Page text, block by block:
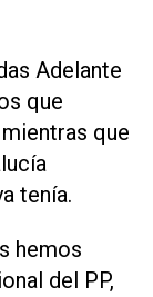
Adelante
que
que
tenía.
hemos
del PP,